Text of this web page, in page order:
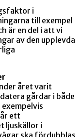
i
till exempel
är en del i att vi
av den upplevda
året varit
gårdar i både
ett
ljuskällor i
ska fördubblas